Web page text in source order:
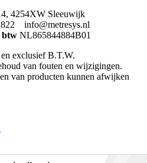
4254XW Sleeuwijk
info@metresys.nl
btw NL865844884B01
exclusief B.T.W.
van fouten en wijzigingen.
van producten kunnen afwijken